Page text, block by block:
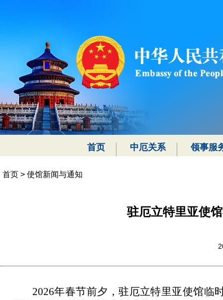
首页 中厄关系 领事服
首页 > 使馆新闻与通知
驻厄立特里亚使
2026年春节前夕，驻厄立特里亚使馆临